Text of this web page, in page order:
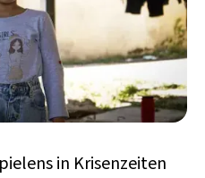
in Krisenzeiten